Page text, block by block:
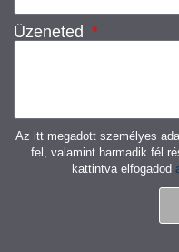
Üzeneted
Az itt megadott személyes
fel, valamint harmadik fél
kattintva elfogadod